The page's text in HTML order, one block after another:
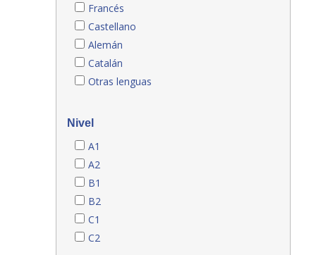
Francés
Castellano
Alemán
Catalán
Otras lenguas
Nivel
A1
A2
B1
B2
C1
C2